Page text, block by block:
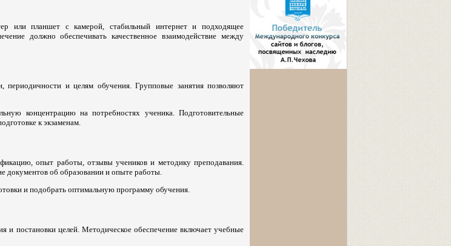
или планшет с камерой, стабильный интернет и подходящее
должно обеспечивать качественное взаимодействие между
периодичности и целям обучения. Групповые занятия позволяют
концентрацию на потребностях ученика. Подготовительные
к экзаменам.
опыт работы, отзывы учеников и методику преподавания.
документов об образовании и опыте работы.
и подобрать оптимальную программу обучения.
и постановки целей. Методическое обеспечение включает учебные